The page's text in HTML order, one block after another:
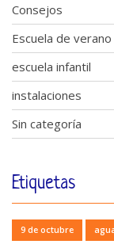
Consejos
Escuela de verano
escuela infantil
instalaciones
Sin categoría
Etiquetas
9 de octubre